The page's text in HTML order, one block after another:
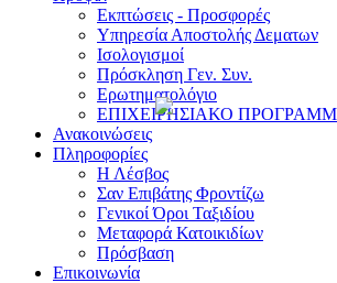
Εκπτώσεις - Προσφορές
Υπηρεσία Αποστολής Δεματων
Ισολογισμοί
Πρόσκληση Γεν. Συν.
Ερωτηματολόγιο
ΕΠΙΧΕΙΡΗΣΙΑΚΟ
Ανακοινώσεις
Πληροφορίες
Η Λέσβος
Σαν Επιβάτης Φροντίζω
Γενικοί Όροι Ταξιδίου
Μεταφορά Κατοικιδίων
Πρόσβαση
Επικοινωνία